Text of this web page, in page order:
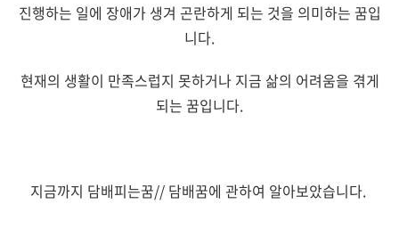
진행하는 일에 장애가 생겨 곤란하게 되는 것을 의미하는 꿈입
니다.
현재의 생활이 만족스럽지 못하거나 지금 삶의 어려움을 겪게
되는 꿈입니다.
지금까지 담배피는꿈// 담배꿈에 관하여 알아보았습니다.